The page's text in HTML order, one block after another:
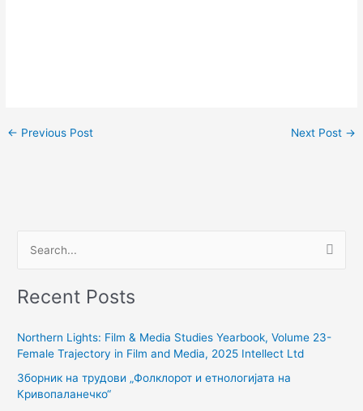
← Previous Post Next Post →
a
c
f
Recent Posts
Northern Lights: Film & Media Studies Yearbook, Volume 23-
Female Trajectory in Film and Media, 2025 Intellect Ltd
Зборник на трудови „Фолклорот и етнологијата на
Кривопаланечко“